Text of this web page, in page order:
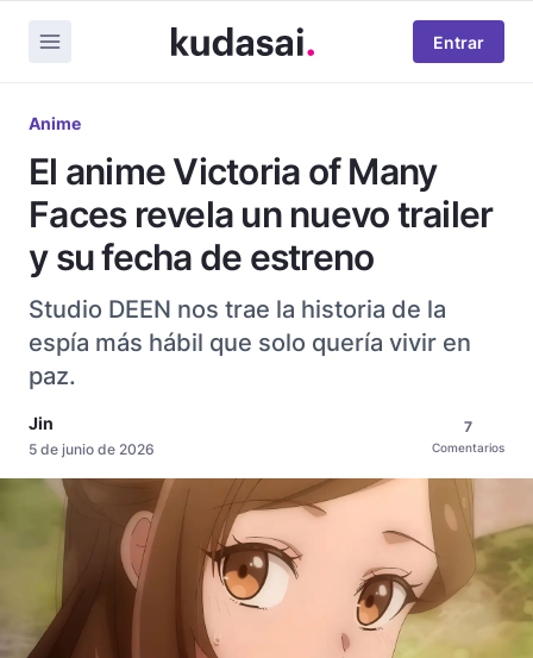
Entrar
Anime
El anime Victoria of Many
Faces revela un nuevo trailer
y su fecha de estreno
Studio DEEN nos trae la historia de la
espía más hábil que solo quería vivir en
paz.
Jin
5 de junio de 2026
7
Comentarios